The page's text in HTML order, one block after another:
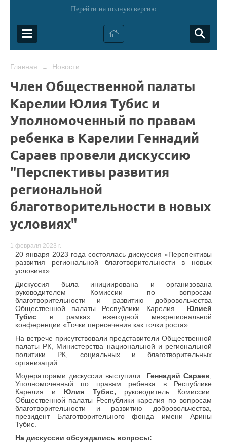
Перейти на полную версию
Главная → Новости
Член Общественной палаты
Карелии Юлия Тубис и
Уполномоченный по правам
ребенка в Карелии Геннадий
Сараев провели дискуссию
"Перспективы развития
региональной
благотворительности в новых
условиях"
1 февраля 2023 г.
20 января 2023 года состоялась дискуссия «Перспективы
развития региональной благотворительности в новых
условиях».
Дискуссия была инициирована и организована
руководителем Комиссии по вопросам
благотворительности и развитию добровольчества
Общественной палаты Республики Карелия Юлией
Тубис в рамках ежегодной межрегиональной
конференции «Точки пересечения как точки роста».
На встрече присутствовали представители Общественной
палаты РК, Министерства национальной и региональной
политики РК, социальных и благотворительных
организаций.
Модераторами дискуссии выступили Геннадий Сараев,
Уполномоченный по правам ребенка в Республике
Карелия и Юлия Тубис, руководитель Комиссии
Общественной палаты Республики карелия по вопросам
благотворительности и развитию добровольчества,
президент Благотворительного фонда имени Арины
Тубис.
На дискуссии обсуждались вопросы: